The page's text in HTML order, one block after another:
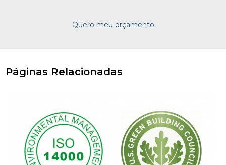
Quero meu orçamento
Páginas Relacionadas